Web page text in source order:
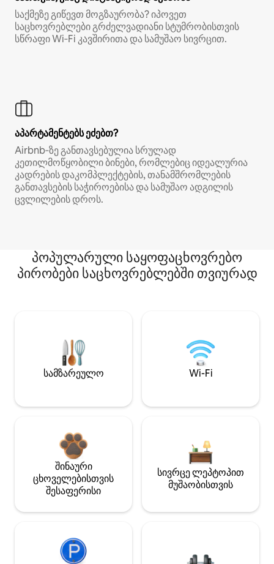
საქმეზე გიწევთ მოგზაურობა? იპოვეთ
საცხოვრებლები გრძელვადიანი სტუმრობისთვის
სწრაფი Wi‑Fi კავშირითა და სამუშაო სივრცით.
აპარტამენტებს ეძებთ?
Airbnb‑ზე განთავსებულია სრულად
კეთილმოწყობილი ბინები, რომლებიც იდეალურია
კადრების დაკომპლექტების, თანამშრომლების
განთავსების საჭიროებისა და სამუშაო ადგილის
ცვლილების დროს.
პოპულარული საყოფაცხოვრებო
პირობები საცხოვრებლებში თვიურად
სამზარეულო Wi-Fi
შინაური
ცხოველებისთვის
შესაფერისი
სივრცე ლეპტოპით
მუშაობისთვის